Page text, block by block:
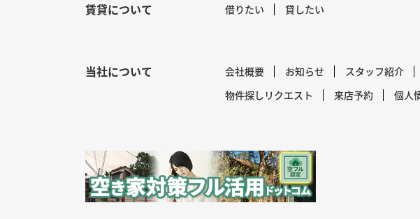
賃貸について 借りたい 貸したい
当社について 会社概要 お知らせ スタッフ紹介
物件探しリクエスト
来店予約 個人